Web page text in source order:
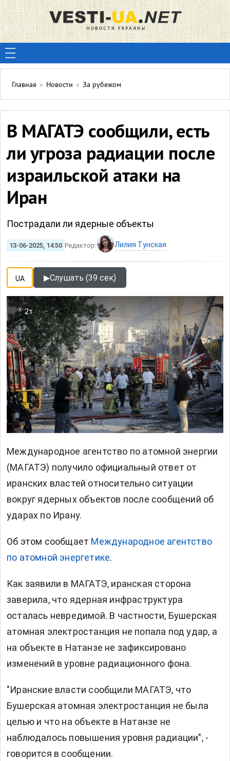
Главная » Новости » За рубежом
В МАГАТЭ сообщили, есть
ли угроза радиации после
израильской атаки на
Иран
Пострадали ли ядерные объекты
13-06-2025, 14:50 Редактор: Лилия Тунская
UA ▶Слушать (39 сек)
2т
Международное агентство по атомной энергии
(МАГАТЭ) получило официальный ответ от
иранских властей относительно ситуации
вокруг ядерных объектов после сообщений об
ударах по Ирану.
Об этом сообщает Международное агентство
по атомной энергетике.
Как заявили в МАГАТЭ, иранская сторона
заверила, что ядерная инфраструктура
осталась невредимой. В частности, Бушерская
атомная электростанция не попала под удар, а
на объекте в Натанзе не зафиксировано
изменений в уровне радиационного фона.
"Иранские власти сообщили МАГАТЭ, что
Бушерская атомная электростанция не была
целью и что на объекте в Натанзе не
наблюдалось повышения уровня радиации", -
говорится в сообщении.